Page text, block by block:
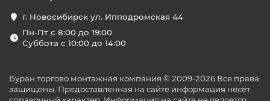
г. Новосибирск ул. Ипподромская 44
Пн-Пт с 8:00 до 19:00
Суббота с 10:00 до 14:00
Буран торгово монтажная компания © 2009-2026 Все права
защищены. Предоставленная на сайте информация несёт